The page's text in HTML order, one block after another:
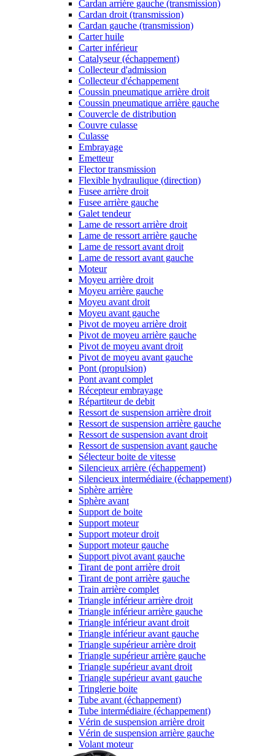
Cardan arrière gauche (transmission)
Cardan droit (transmission)
Cardan gauche (transmission)
Carter huile
Carter inférieur
Catalyseur (échappement)
Collecteur d'admission
Collecteur d'échappement
Coussin pneumatique arrière droit
Coussin pneumatique arrière gauche
Couvercle de distribution
Couvre culasse
Culasse
Embrayage
Emetteur
Flector transmission
Flexible hydraulique (direction)
Fusee arrière droit
Fusee arrière gauche
Galet tendeur
Lame de ressort arrière droit
Lame de ressort arrière gauche
Lame de ressort avant droit
Lame de ressort avant gauche
Moteur
Moyeu arrière droit
Moyeu arrière gauche
Moyeu avant droit
Moyeu avant gauche
Pivot de moyeu arrière droit
Pivot de moyeu arrière gauche
Pivot de moyeu avant droit
Pivot de moyeu avant gauche
Pont (propulsion)
Pont avant complet
Récepteur embrayage
Répartiteur de debit
Ressort de suspension arrière droit
Ressort de suspension arrière gauche
Ressort de suspension avant droit
Ressort de suspension avant gauche
Sélecteur boite de vitesse
Silencieux arrière (échappement)
Silencieux intermédiaire (échappement)
Sphère arrière
Sphère avant
Support de boite
Support moteur
Support moteur droit
Support moteur gauche
Support pivot avant gauche
Tirant de pont arrière droit
Tirant de pont arrière gauche
Train arrière complet
Triangle inférieur arrière droit
Triangle inférieur arrière gauche
Triangle inférieur avant droit
Triangle inférieur avant gauche
Triangle supérieur arrière droit
Triangle supérieur arrière gauche
Triangle supérieur avant droit
Triangle supérieur avant gauche
Tringlerie boite
Tube avant (échappement)
Tube intermédiaire (échappement)
Vérin de suspension arrière droit
Vérin de suspension arrière gauche
Volant moteur